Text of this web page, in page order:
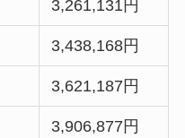
3,261,131円
3,438,168円
3,621,187円
3,906,877円